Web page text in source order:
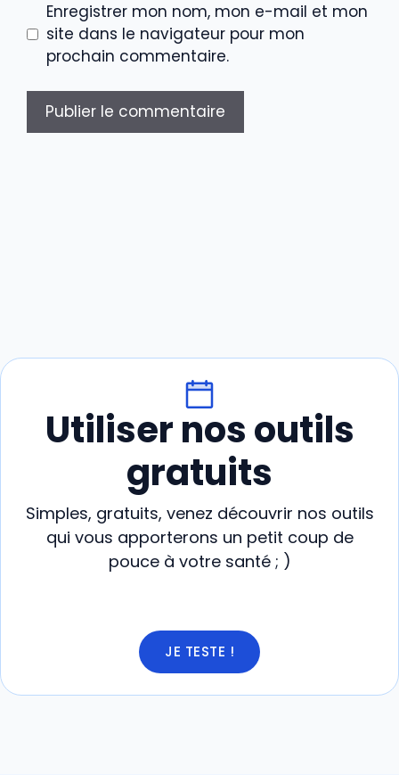
Enregistrer mon nom, mon e-mail et mon
site dans le navigateur pour mon
prochain commentaire.
Utiliser nos outils
gratuits
Simples, gratuits, venez découvrir nos outils
qui vous apporterons un petit coup de
pouce à votre santé ; )
JE TESTE !